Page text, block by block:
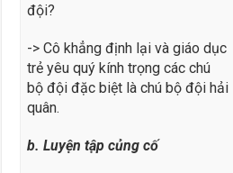
đội?
-> Cô khẳng định lại và giáo dục
trẻ yêu quý kính trọng các chú
bộ đội đặc biệt là chú bộ đội hải
quân.
b. Luyện tập củng cố